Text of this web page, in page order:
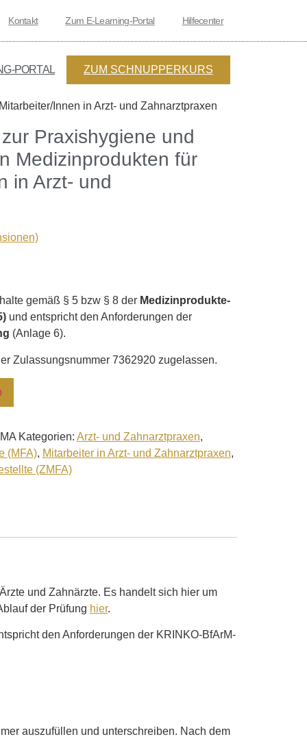
Kontakt Zum E-Learning-Portal Hilfecenter
PORTAL ZUM SCHNUPPERKURS
Innen in Arzt- und Zahnarztpraxen
Praxishygiene und
Medizinprodukten für
in Arzt- und
gemäß § 5 bzw § 8 der Medizinprodukte-
und entspricht den Anforderungen der
(Anlage 6).
Zulassungsnummer 7362920 zugelassen.
Kategorien: Arzt- und Zahnarztpraxen,
(MFA), Mitarbeiter in Arzt- und Zahnarztpraxen,
(ZMFA)
und Zahnärzte. Es handelt sich hier um
der Prüfung hier.
den Anforderungen der KRINKO-BfArM-
auszufüllen und unterschreiben. Nach dem